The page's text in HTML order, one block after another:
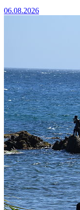
06.08.2026